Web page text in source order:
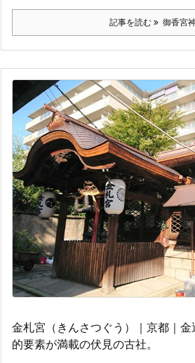
記事を読む 御香宮
金札宮（きんさつぐう）｜京都｜金
的要素が満載の伏見の古社。